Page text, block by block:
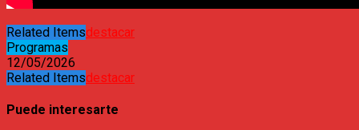
Related Itemsdestacar
Programas
12/05/2026
Related Itemsdestacar
Puede interesarte